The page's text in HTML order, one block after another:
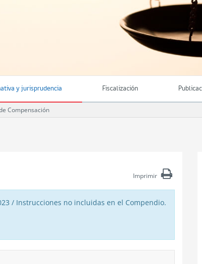
y jurisprudencia Fiscalización
Compensación
Imprimir
/ Instrucciones no incluidas en el Compendio.